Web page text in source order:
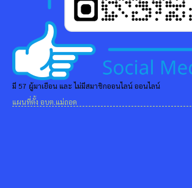
มี 57 ผู้มาเยือน และ ไม่มีสมาชิกออนไลน์ ออนไลน์
แผนที่ตั้ง อบต.แม่ถอด